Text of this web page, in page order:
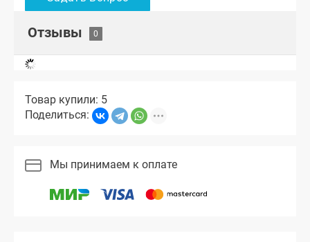
Отзывы
Товар купили: 5
Поделиться:
Мы принимаем к оплате